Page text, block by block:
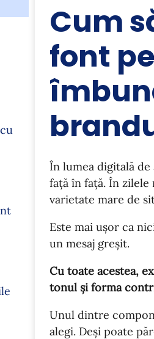
Cum
font
În lumea digitală
față în față. În
varietate mare de
Este mai ușor ca
un mesaj greșit.
Cu toate acestea,
tonul și forma
Unul dintre
alegi. Deși poate